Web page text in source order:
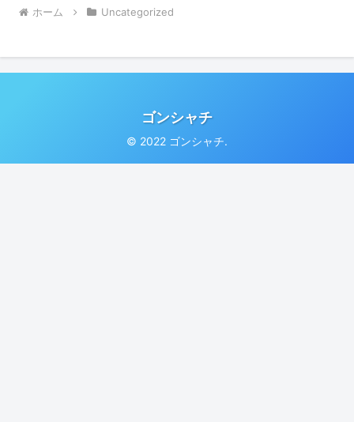
ホーム Uncategorized
ゴンシャチ
© 2022 ゴンシャチ.